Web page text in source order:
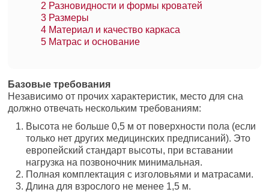
2 Разновидности и формы кроватей
3 Размеры
4 Материал и качество каркаса
5 Матрас и основание
Базовые требования
Независимо от прочих характеристик, место для сна
должно отвечать нескольким требованиям:
Высота не больше 0,5 м от поверхности пола (если
только нет других медицинских предписаний). Это
европейский стандарт высоты, при вставании
нагрузка на позвоночник минимальная.
Полная комплектация с изголовьями и матрасами.
Длина для взрослого не менее 1,5 м.